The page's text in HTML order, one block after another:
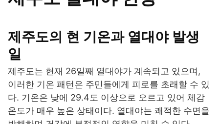
제주도의 현 기온과 열대야 발생
일
제주도는 현재 26일째 열대야가 계속되고 있으며,
이러한 기온 패턴은 주민들에게 피로를 초래할 수 있
다. 기온은 낮에 29.4도 이상으로 오르고 있어 체감
온도가 매우 높은 상태이다. 열대야는 쾌적한 수면을